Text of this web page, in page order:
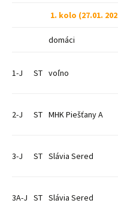
1. kolo (27.01.
domáci
1-J ST voľno
2-J ST MHK Piešťany A
3-J ST Slávia Sered
3A-J ST Slávia Sered